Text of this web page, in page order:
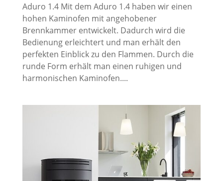
Aduro 1.4 Mit dem Aduro 1.4 haben wir einen
hohen Kaminofen mit angehobener
Brennkammer entwickelt. Dadurch wird die
Bedienung erleichtert und man erhält den
perfekten Einblick zu den Flammen. Durch die
runde Form erhält man einen ruhigen und
harmonischen Kaminofen....